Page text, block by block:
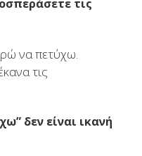
τις
να πετύχω.
τις
δεν είναι ικανή